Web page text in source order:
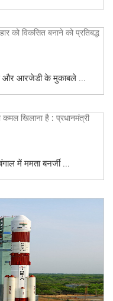
और आरजेडी के मुकाबले ...
में ममता बनर्जी ...